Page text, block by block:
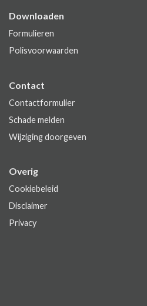
Downloaden
Formulieren
Polisvoorwaarden
Contact
Contactformulier
Schade melden
Wijziging doorgeven
Overig
Cookiebeleid
Disclaimer
Privacy